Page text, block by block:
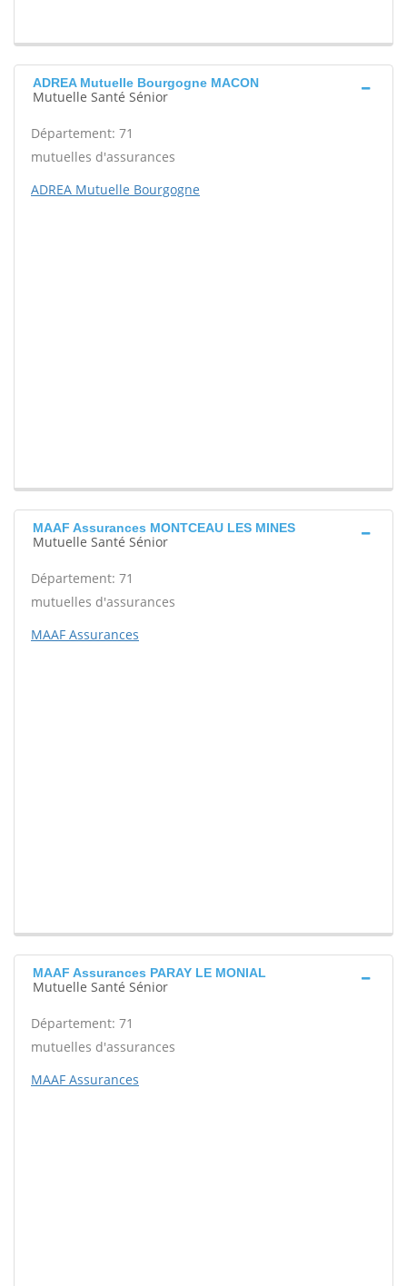
ADREA Mutuelle Bourgogne MACON
Mutuelle Santé Sénior
Département: 71
mutuelles d'assurances
ADREA Mutuelle Bourgogne
MAAF Assurances MONTCEAU LES MINES
Mutuelle Santé Sénior
Département: 71
mutuelles d'assurances
MAAF Assurances
MAAF Assurances PARAY LE MONIAL
Mutuelle Santé Sénior
Département: 71
mutuelles d'assurances
MAAF Assurances